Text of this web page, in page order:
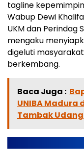
tagline
Wabup Dewi
UKM dan Perindag
mengaku
digeluti
berkembang.
Baca Juga :
UNIBA Madura
Tambak Udang